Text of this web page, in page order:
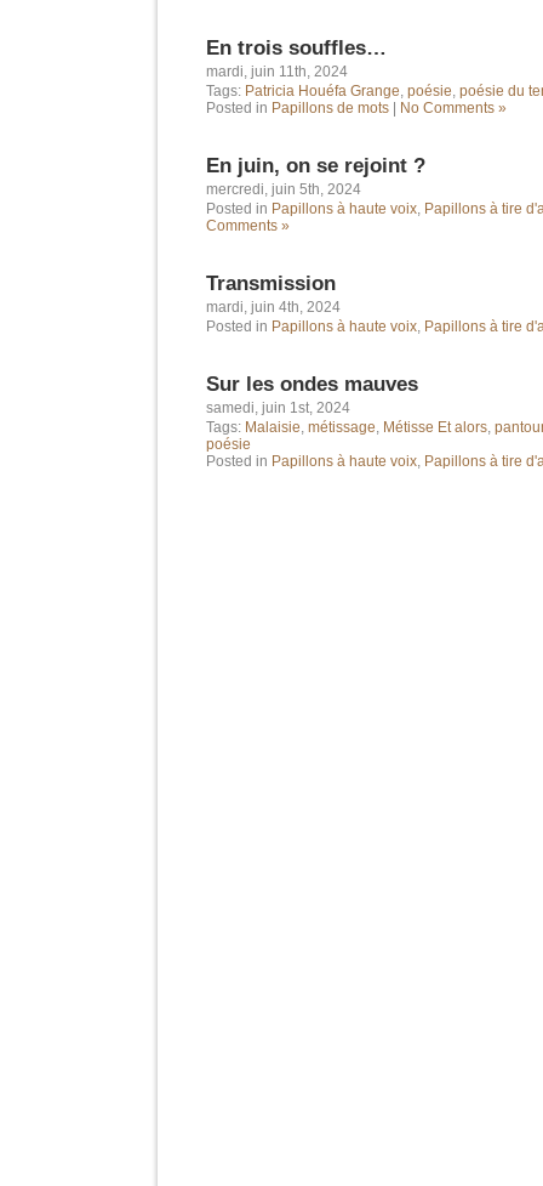
En trois souffles…
mardi, juin 11th, 2024
Tags: Patricia Houéfa Grange, poésie, poésie du
Posted in Papillons de mots No Comments »
En juin, on se rejoint ?
mercredi, juin 5th, 2024
Posted in Papillons à haute voix, Papillons à tire
Comments »
Transmission
mardi, juin 4th, 2024
Posted in Papillons à haute voix, Papillons à tire
Sur les ondes mauves
samedi, juin 1st, 2024
Tags: Malaisie, métissage, Métisse Et alors,
poésie
Posted in Papillons à haute voix, Papillons à tire